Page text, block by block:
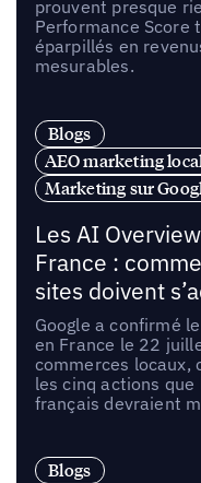
prouvent presque
Performance Score
éparpillés en
mesurables.
Blogs
AEO marketing
Marketing sur
Les AI
France :
sites doivent
Google a confirmé
en France le 22
commerces locaux,
les cinq actions
français devraient
Blogs